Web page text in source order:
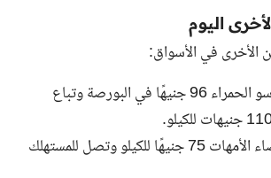
اليوم
الأخرى في الأسواق:
سعر الفراخ الساسو الحمراء 96 جنيهًا في البورصة وتباع
سعر الفراخ البيضاء الأمهات 75 جنيهًا للكيلو وتصل للمستهلك